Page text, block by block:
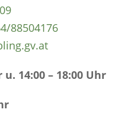
88504176
14:00 – 18:00 Uhr